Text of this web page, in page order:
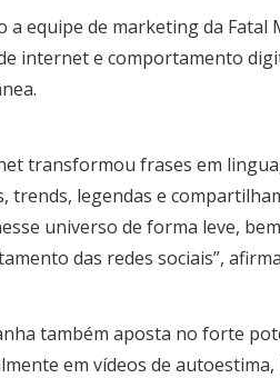
a equipe de marketing da
internet e comportamento
transformou frases em
trends, legendas e
universo de forma leve,
das redes sociais”,
também aposta no forte
em vídeos de